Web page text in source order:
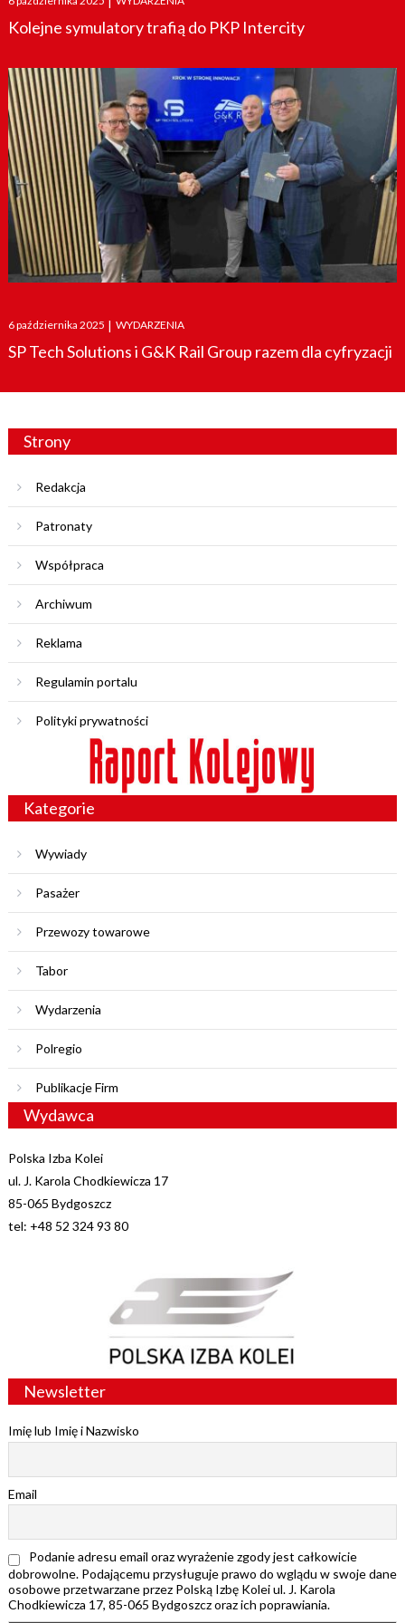
on
Kolejne symulatory trafią do PKP Intercity
Posted
on
6 października 2025 | WYDARZENIA
SP Tech Solutions i G&K Rail Group razem dla cyfryzacji
Strony
Redakcja
Patronaty
Współpraca
Archiwum
Reklama
Regulamin portalu
Polityki prywatności
Kategorie
Wywiady
Pasażer
Przewozy towarowe
Tabor
Wydarzenia
Polregio
Publikacje Firm
Wydawca
Polska Izba Kolei
ul. J. Karola Chodkiewicza 17
85-065 Bydgoszcz
tel: +48 52 324 93 80
Newsletter
Imię lub Imię i Nazwisko
Email
Podanie adresu email oraz wyrażenie zgody jest całkowicie
dobrowolne. Podającemu przysługuje prawo do wglądu w swoje dane
osobowe przetwarzane przez Polską Izbę Kolei ul. J. Karola
Chodkiewicza 17, 85-065 Bydgoszcz oraz ich poprawiania.